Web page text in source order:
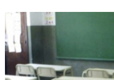
Distinguieron a Ramiro
de Los Quirquinchos
Villada: evalúan obras
Elortondo: avanza el plan de
nuevas cuadras